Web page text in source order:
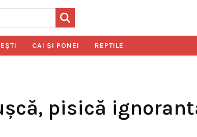
CAI ŞI PONEI REPTILE
pisică